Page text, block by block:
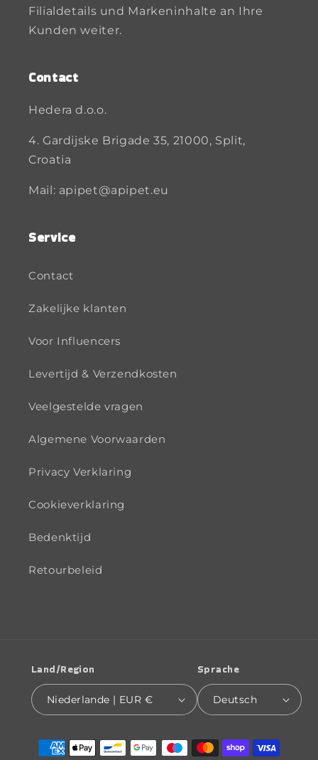
Filialdetails und Markeninhalte an Ihre
Kunden weiter.
Contact
Hedera d.o.o.
4. Gardijske Brigade 35, 21000, Split,
Croatia
Mail: apipet@apipet.eu
Service
Contact
Zakelijke klanten
Voor Influencers
Levertijd & Verzendkosten
Veelgestelde vragen
Algemene Voorwaarden
Privacy Verklaring
Cookieverklaring
Bedenktijd
Retourbeleid
Land/Region
Niederlande | EUR €
Sprache
Deutsch